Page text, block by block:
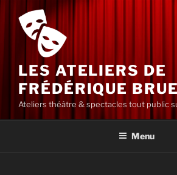
contenu
LES ATELIERS DE
FRÉDÉRIQUE
Ateliers théâtre & spectacles tout public
Menu